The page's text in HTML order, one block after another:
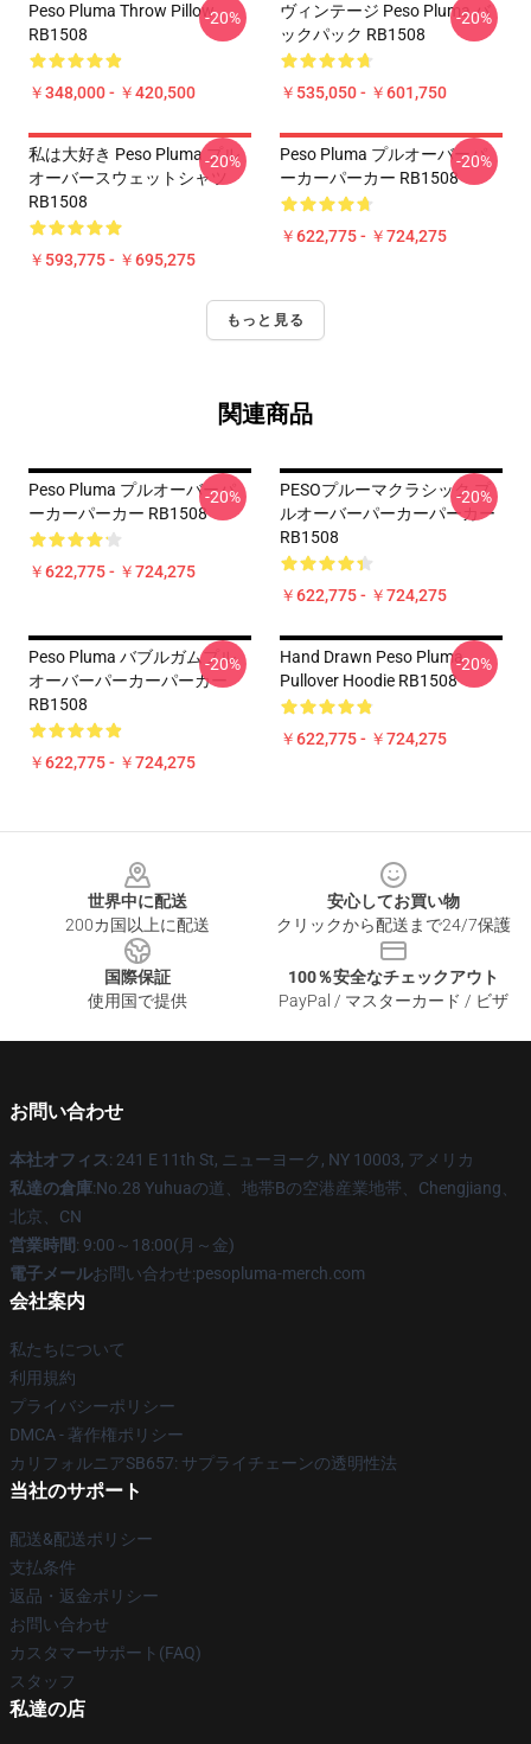
Peso Pluma Throw Pillow
RB1508
￥348,000 - ￥420,500
-20%
ヴィンテージ Peso Pluma バ
ックパック RB1508
￥535,050 - ￥601,750
-20%
私は大好き Peso Pluma プル
オーバースウェットシャツ
RB1508
￥593,775 - ￥695,275
-20%
Peso Pluma プルオーバーパ
ーカーパーカー RB1508
￥622,775 - ￥724,275
-20%
もっと見る
関連商品
Peso Pluma プルオーバーパ
ーカーパーカー RB1508
￥622,775 - ￥724,275
-20%
PESOプルーマクラシック プ
ルオーバーパーカーパーカー
RB1508
￥622,775 - ￥724,275
-20%
Peso Pluma バブルガムプル
オーバーパーカーパーカー
RB1508
￥622,775 - ￥724,275
-20%
Hand Drawn Peso Pluma
Pullover Hoodie RB1508
￥622,775 - ￥724,275
-20%
世界中に配送
200カ国以上に配送
安心してお買い物
クリックから配送まで24/7保護
国際保証
使用国で提供
100％安全なチェックアウト
PayPal / マスターカード / ビザ
お問い合わせ
本社オフィス: 241 E 11th St, ニューヨーク, NY 10003, アメリカ
私達の倉庫:No.28 Yuhuaの道、地帯Bの空港産業地帯、Chengjiang、
北京、CN
営業時間: 9:00～18:00(月～金)
電子メールお問い合わせ:pesopluma-merch.com
会社案内
私たちについて
利用規約
プライバシーポリシー
DMCA - 著作権ポリシー
カリフォルニアSB657: サプライチェーンの透明性法
当社のサポート
配送&配送ポリシー
支払条件
返品・返金ポリシー
お問い合わせ
カスタマーサポート(FAQ)
スタッフ
私達の店